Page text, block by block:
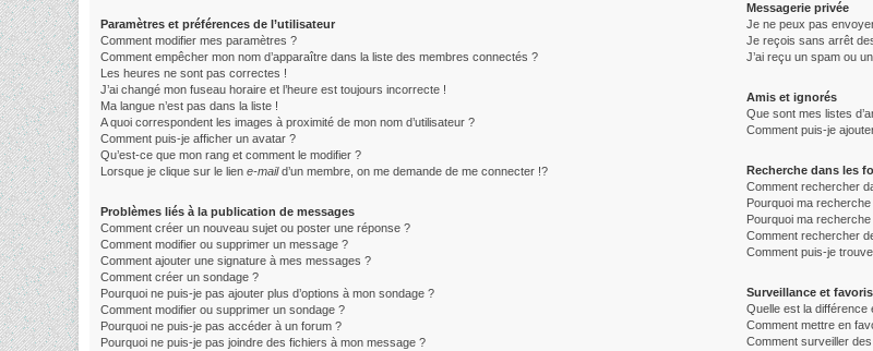
Paramètres et préférences de l’utilisateur
Comment modifier mes paramètres ?
Comment empêcher mon nom d’apparaître dans la liste des membres connectés ?
Les heures ne sont pas correctes !
J’ai changé mon fuseau horaire et l’heure est toujours incorrecte !
Ma langue n’est pas dans la liste !
A quoi correspondent les images à proximité de mon nom d’utilisateur ?
Comment puis-je afficher un avatar ?
Qu’est-ce que mon rang et comment le modifier ?
Lorsque je clique sur le lien e-maild’un membre, on me demande de me connecter !?
Problèmes liés à la publication de messages
Comment créer un nouveau sujet ou poster une réponse ?
Comment modifier ou supprimer un message ?
Comment ajouter une signature à mes messages ?
Comment créer un sondage ?
Pourquoi ne puis-je pas ajouter plus d’options à mon sondage ?
Comment modifier ou supprimer un sondage ?
Pourquoi ne puis-je pas accéder à un forum ?
Pourquoi ne puis-je pas joindre des fichiers à mon message ?
Messagerie privée
Je ne peux pas
Je reçois sans arrêt
J’ai reçu un spam ou
Amis et ignorés
Que sont mes listes
Comment puis-je
Recherche dans les
Comment rechercher
Pourquoi ma
Pourquoi ma
Comment rechercher
Comment puis-je
Surveillance et favoris
Quelle est la différence
Comment mettre en
Comment surveiller